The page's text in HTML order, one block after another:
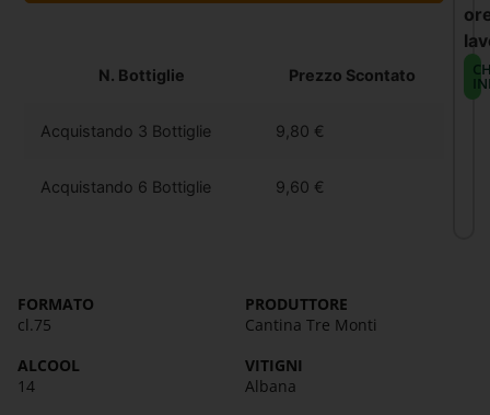
N. Bottiglie Prezzo Scontato
Acquistando 3 Bottiglie 9,80 €
Acquistando 6 Bottiglie 9,60 €
FORMATO
cl.75
PRODUTTORE
Cantina Tre Monti
ALCOOL
14
VITIGNI
Albana